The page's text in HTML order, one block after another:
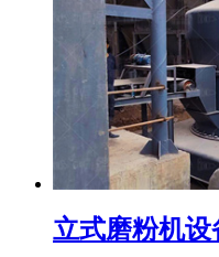
立式磨粉机